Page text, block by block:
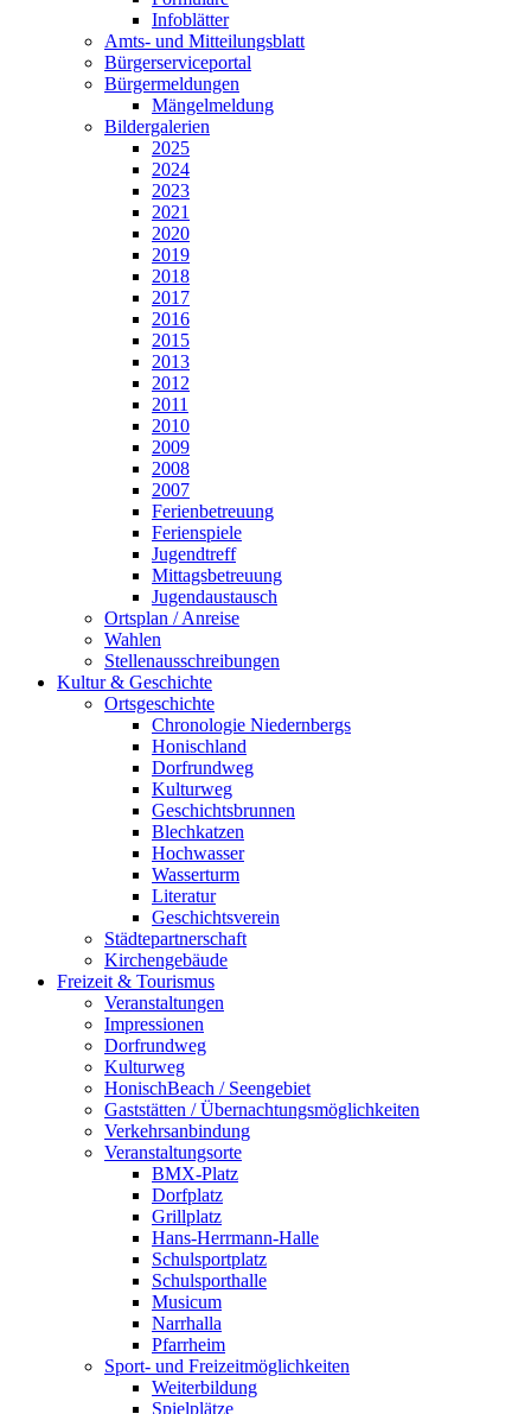
Infoblätter
Amts- und Mitteilungsblatt
Bürgerserviceportal
Bürgermeldungen
Mängelmeldung
Bildergalerien
2025
2024
2023
2021
2020
2019
2018
2017
2016
2015
2013
2012
2011
2010
2009
2008
2007
Ferienbetreuung
Ferienspiele
Jugendtreff
Mittagsbetreuung
Jugendaustausch
Ortsplan / Anreise
Wahlen
Stellenausschreibungen
Kultur & Geschichte
Ortsgeschichte
Chronologie Niedernbergs
Honischland
Dorfrundweg
Kulturweg
Geschichtsbrunnen
Blechkatzen
Hochwasser
Wasserturm
Literatur
Geschichtsverein
Städtepartnerschaft
Kirchengebäude
Freizeit & Tourismus
Veranstaltungen
Impressionen
Dorfrundweg
Kulturweg
HonischBeach / Seengebiet
Gaststätten / Übernachtungsmöglichkeiten
Verkehrsanbindung
Veranstaltungsorte
BMX-Platz
Dorfplatz
Grillplatz
Hans-Herrmann-Halle
Schulsportplatz
Schulsporthalle
Musicum
Narrhalla
Pfarrheim
Sport- und Freizeitmöglichkeiten
Weiterbildung
Spielplätze